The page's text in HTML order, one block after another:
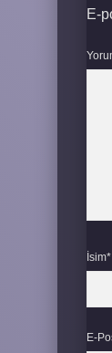
E-
İsim*
E-